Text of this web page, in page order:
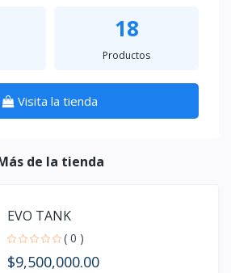
18
Productos
Visita la tienda
de la tienda
EVO TANK
( 0 )
$9,500,000.00